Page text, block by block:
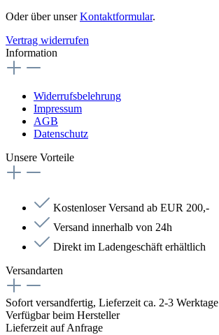
Oder über unserKontaktformular.
Vertrag widerrufen
Information
Widerrufsbelehrung
Impressum
AGB
Datenschutz
Unsere Vorteile
Kostenloser Versand ab EUR 200,-
Versand innerhalb von 24h
Direkt im Ladengeschäft erhältlich
Versandarten
Sofort versandfertig, Lieferzeit ca. 2-3 Werktage
Verfügbar beim Hersteller
Lieferzeit auf Anfrage